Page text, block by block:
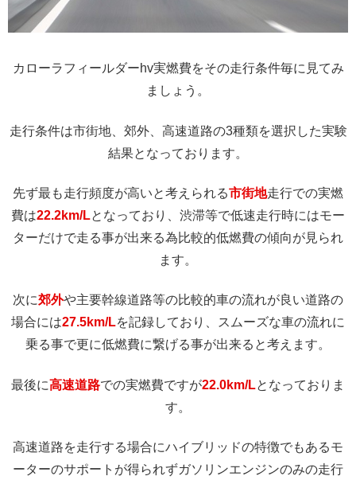
カローラフィールダーhv実燃費をその走行条件毎に見てみ
ましょう。
走行条件は市街地、郊外、高速道路の3種類を選択した実験
結果となっております。
先ず最も走行頻度が高いと考えられる市街地走行での実燃
費は22.2km/Lとなっており、渋滞等で低速走行時にはモー
ターだけで走る事が出来る為比較的低燃費の傾向が見られ
ます。
次に郊外や主要幹線道路等の比較的車の流れが良い道路の
場合には27.5km/Lを記録しており、スムーズな車の流れに
乗る事で更に低燃費に繋げる事が出来ると考えます。
最後に高速道路での実燃費ですが22.0km/Lとなっておりま
す。
高速道路を走行する場合にハイブリッドの特徴でもあるモ
ーターのサポートが得られずガソリンエンジンのみの走行